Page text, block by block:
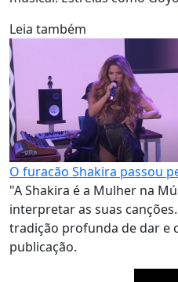
Leia também
O furacão Shakira passou
"A Shakira é a Mulher na
interpretar as suas
tradição profunda de dar e
publicação.